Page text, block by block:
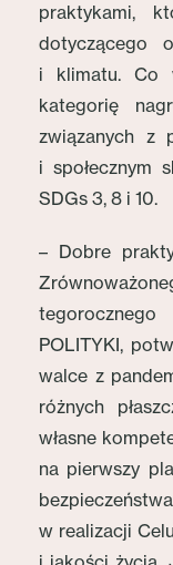
praktykami,
dotyczącego
i klimatu. Co
kategorię
związanych z
i społecznym
SDGs 3, 8 i 10.
– Dobre
POLITYKI,
walce z
różnych
własne
na pierwszy
w realizacji